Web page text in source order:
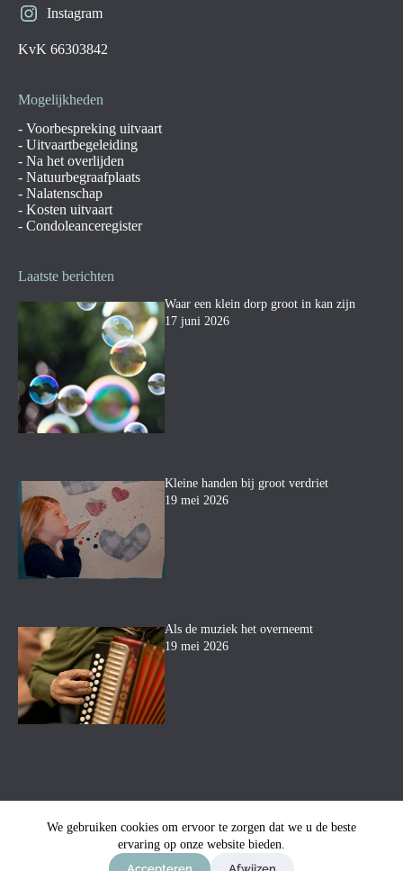
We gebruiken cookies om ervoor te zorgen dat we u de beste
ervaring op onze website bieden.
Instagram
KvK 66303842
Mogelijkheden
- Voorbespreking uitvaart
- Uitvaartbegeleiding
- Na het overlijden
- Natuurbegraafplaats
- Nalatenschap
- Kosten uitvaart
- Condoleanceregister
Laatste berichten
Waar een klein dorp groot in kan zijn
17 juni 2026
Kleine handen bij groot verdriet
19 mei 2026
Als de muziek het overneemt
19 mei 2026
© Uitvaartbegeleiding Mara-Privacyverklaring
Ontwerp & sitebeheer door
ForYou B.V. in samenwerking